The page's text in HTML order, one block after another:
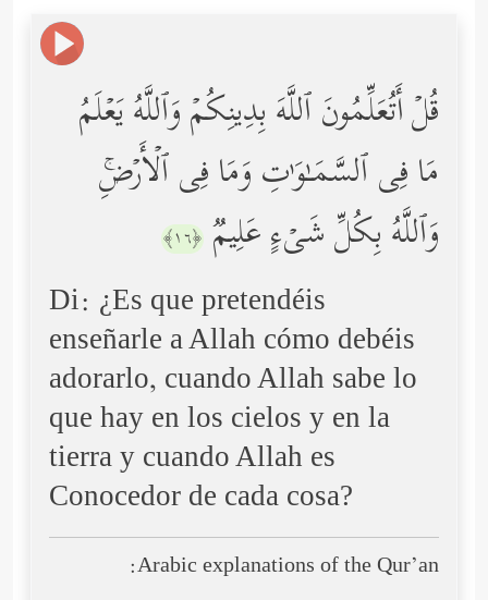
قُلۡ أَتُعَلِّمُونَ ٱللَّهَ بِدِینِكُمۡ وَٱللَّهُ یَعۡلَمُ
مَا فِی ٱلسَّمَـٰوَ ٰ⁠تِ وَمَا فِی ٱلۡأَرۡضِۚ
وَٱللَّهُ بِكُلِّ شَیۡءٍ عَلِیمࣱ ﴿١٦﴾
Di: ¿Es que pretendéis
enseñarle a Allah cómo debéis
adorarlo, cuando Allah sabe lo
que hay en los cielos y en la
tierra y cuando Allah es
Conocedor de cada cosa?
Arabic explanations of the Qur’an: